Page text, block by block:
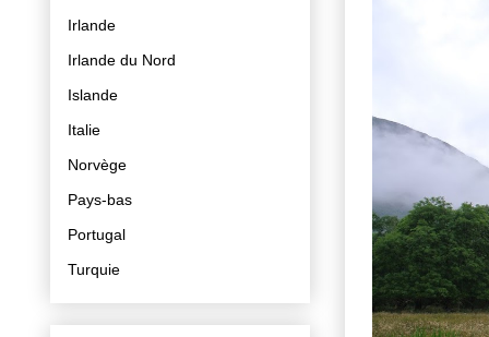
Irlande
Irlande du Nord
Islande
Italie
Norvège
Pays-bas
Portugal
Turquie